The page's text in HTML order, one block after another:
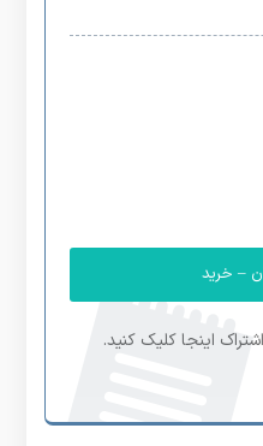
اینجا کلیک کنید.